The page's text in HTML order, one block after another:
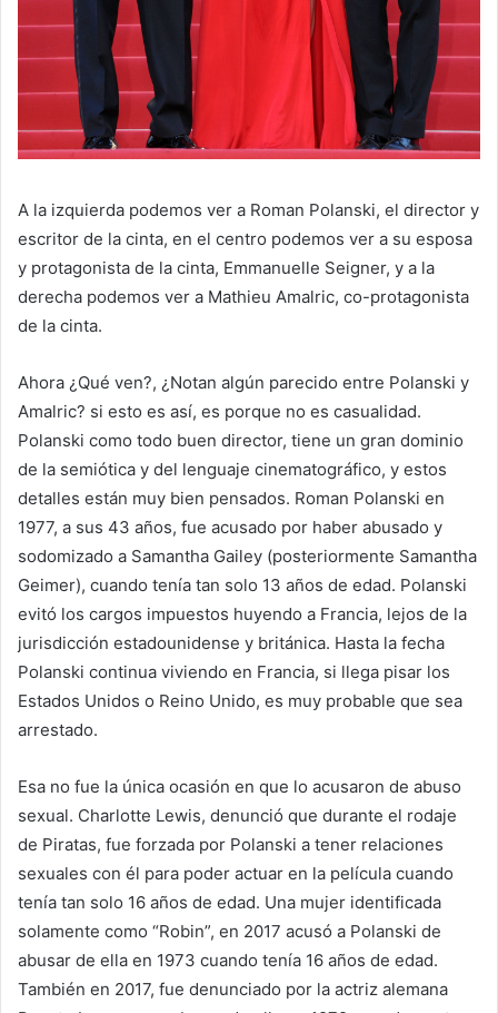
A la izquierda podemos ver a Roman Polanski, el director y
escritor de la cinta, en el centro podemos ver a su esposa
y protagonista de la cinta, Emmanuelle Seigner, y a la
derecha podemos ver a Mathieu Amalric, co-protagonista
de la cinta.
Ahora ¿Qué ven?, ¿Notan algún parecido entre Polanski y
Amalric? si esto es así, es porque no es casualidad.
Polanski como todo buen director, tiene un gran dominio
de la semiótica y del lenguaje cinematográfico, y estos
detalles están muy bien pensados. Roman Polanski en
1977, a sus 43 años, fue acusado por haber abusado y
sodomizado a Samantha Gailey (posteriormente Samantha
Geimer), cuando tenía tan solo 13 años de edad. Polanski
evitó los cargos impuestos huyendo a Francia, lejos de la
jurisdicción estadounidense y británica. Hasta la fecha
Polanski continua viviendo en Francia, si llega pisar los
Estados Unidos o Reino Unido, es muy probable que sea
arrestado.
Esa no fue la única ocasión en que lo acusaron de abuso
sexual. Charlotte Lewis, denunció que durante el rodaje
de Piratas, fue forzada por Polanski a tener relaciones
sexuales con él para poder actuar en la película cuando
tenía tan solo 16 años de edad. Una mujer identificada
solamente como “Robin”, en 2017 acusó a Polanski de
abusar de ella en 1973 cuando tenía 16 años de edad.
También en 2017, fue denunciado por la actriz alemana